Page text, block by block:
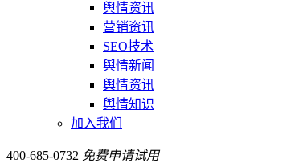
舆情资讯
营销资讯
SEO技术
舆情新闻
舆情资讯
舆情知识
加入我们
400-685-0732 免费申请试用